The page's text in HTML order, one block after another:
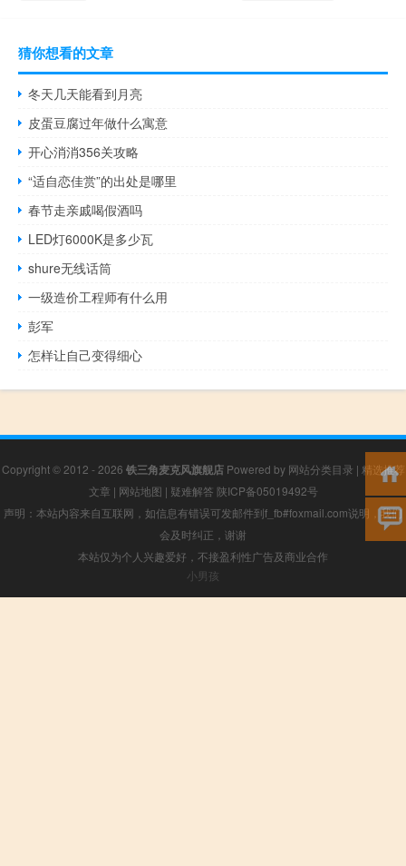
猜你想看的文章
冬天几天能看到月亮
皮蛋豆腐过年做什么寓意
开心消消356关攻略
“适自恋佳赏”的出处是哪里
春节走亲戚喝假酒吗
LED灯6000K是多少瓦
shure无线话筒
一级造价工程师有什么用
彭军
怎样让自己变得细心
Copyright © 2012 - 2026 铁三角麦克风旗舰店Powered by 网站分类目录 | 精选推荐
文章 | 网站地图 | 疑难解答 陕ICP备05019492号
声明：本站内容来自互联网，如信息有错误可发邮件到f_fb#foxmail.com说明，我们
会及时纠正，谢谢
本站仅为个人兴趣爱好，不接盈利性广告及商业合作
小男孩